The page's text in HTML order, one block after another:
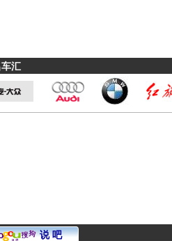
汇
说 吧